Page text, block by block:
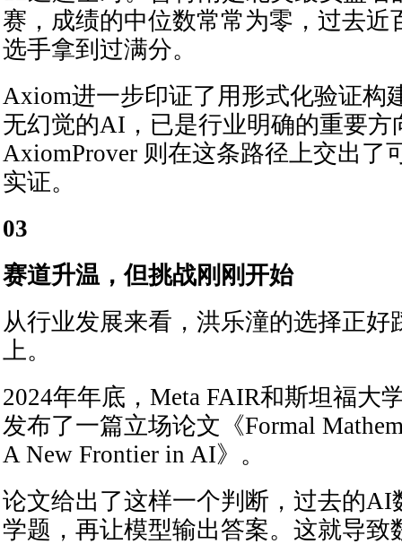
赛，成绩的中位数常常为零，过去近
选手拿到过满分。
Axiom进一步印证了用形式化验证构
无幻觉的AI，已是行业明确的重要方
AxiomProver 则在这条路径上交出了
实证。
03
赛道升温，但挑战刚刚开始
从行业发展来看，洪乐潼的选择正好
上。
2024年年底，Meta FAIR和斯坦福大
发布了一篇立场论文《Formal
A New Frontier in AI》。
论文给出了这样一个判断，过去的AI
学题，再让模型输出答案。这就导致